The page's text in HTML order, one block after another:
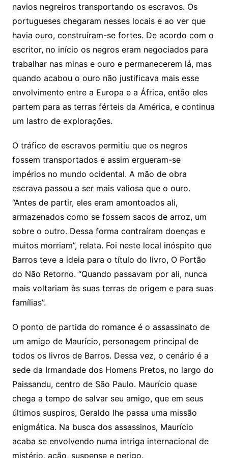
navios negreiros transportando os escravos. Os
portugueses chegaram nesses locais e ao ver que
havia ouro, construíram-se fortes. De acordo com o
escritor, no início os negros eram negociados para
trabalhar nas minas e ouro e permanecerem lá, mas
quando acabou o ouro não justificava mais esse
envolvimento entre a Europa e a África, então eles
partem para as terras férteis da América, e continua
um lastro de explorações.
O tráfico de escravos permitiu que os negros
fossem transportados e assim ergueram-se
impérios no mundo ocidental. A mão de obra
escrava passou a ser mais valiosa que o ouro.
“Antes de partir, eles eram amontoados ali,
armazenados como se fossem sacos de arroz, um
sobre o outro. Dessa forma contraíram doenças e
muitos morriam”, relata. Foi neste local inóspito que
Barros teve a ideia para o título do livro, O Portão
do Não Retorno. “Quando passavam por ali, nunca
mais voltariam às suas terras de origem e para suas
famílias”.
O ponto de partida do romance é o assassinato de
um amigo de Maurício, personagem principal de
todos os livros de Barros. Dessa vez, o cenário é a
sede da Irmandade dos Homens Pretos, no largo do
Paissandu, centro de São Paulo. Maurício quase
chega a tempo de salvar seu amigo, que em seus
últimos suspiros, Geraldo lhe passa uma missão
enigmática. Na busca dos assassinos, Maurício
acaba se envolvendo numa intriga internacional de
mistério, ação, suspense e perigo.